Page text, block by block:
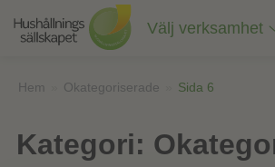
innehåll
Välj verksamhet
Hem Okategoriserade Sida 6
Kategori: